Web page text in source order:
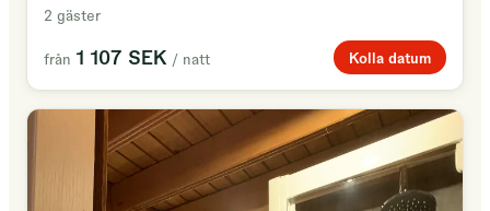
2 gäster
från 1 107 SEK / natt Kolla datum